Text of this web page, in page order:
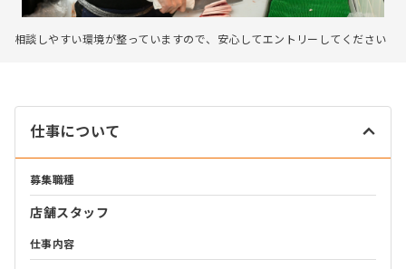
相談しやすい環境が整っていますので、安心してエントリーしてください
仕事について
募集職種
店舗スタッフ
仕事内容